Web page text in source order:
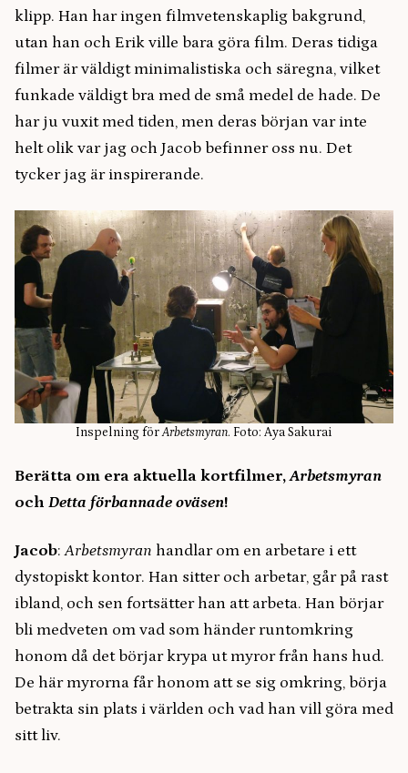
klipp. Han har ingen filmvetenskaplig bakgrund,
utan han och Erik ville bara göra film. Deras tidiga
filmer är väldigt minimalistiska och säregna, vilket
funkade väldigt bra med de små medel de hade. De
har ju vuxit med tiden, men deras början var inte
helt olik var jag och Jacob befinner oss nu. Det
tycker jag är inspirerande.
Inspelning förArbetsmyran. Foto: Aya Sakurai
Berätta om era aktuella kortfilmer,Arbetsmyran
och Detta förbannade oväsen!
Jacob:Arbetsmyran handlar om en arbetare i ett
dystopiskt kontor. Han sitter och arbetar, går på rast
ibland, och sen fortsätter han att arbeta. Han börjar
bli medveten om vad som händer runtomkring
honom då det börjar krypa ut myror från hans hud.
De här myrorna får honom att se sig omkring, börja
betrakta sin plats i världen och vad han vill göra med
sitt liv.